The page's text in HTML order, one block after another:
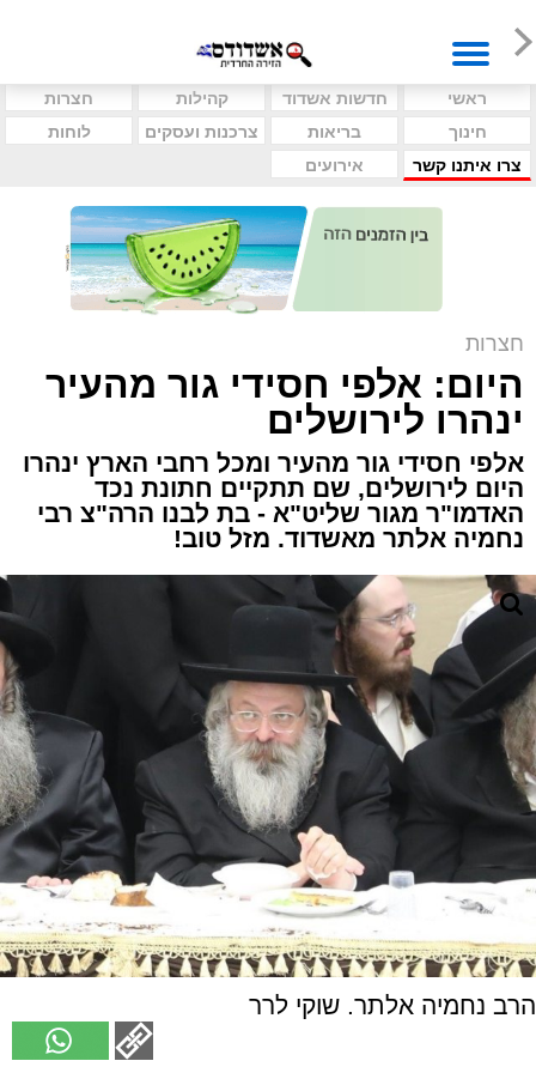
ראשי חדשות אשדוד קהילות
חצרות
חינוך
בריאות צרכנות ועסקים
לוחות
צרו איתנו קשר
אירועים
חצרות
היום: אלפי חסידי גור מהעיר
ינהרו לירושלים
אלפי חסידי גור מהעיר ומכל רחבי הארץ ינהרו
היום לירושלים, שם תתקיים חתונת נכד
האדמו"ר מגור שליט"א - בת לבנו הרה"צ רבי
נחמיה אלתר מאשדוד. מזל טוב!
הרב נחמיה אלתר. שוקי לרר